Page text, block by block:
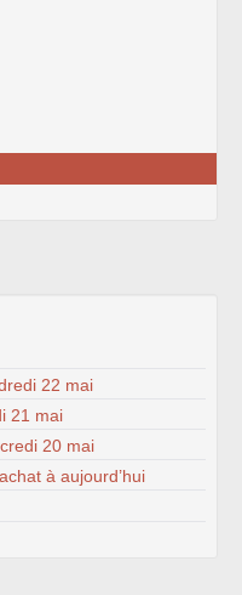
22 mai
21 mai
20 mai
à aujourd’hui